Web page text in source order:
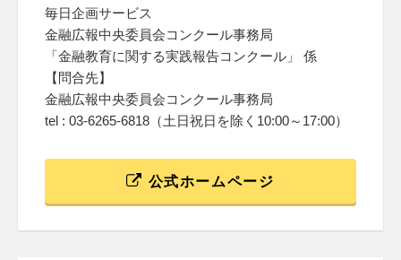
毎日企画サービス
金融広報中央委員会コンクール事務局
「金融教育に関する実践報告コンクール」 係
【問合先】
金融広報中央委員会コンクール事務局
tel : 03-6265-6818（土日祝日を除く10:00～17:00）
公式ホームページ